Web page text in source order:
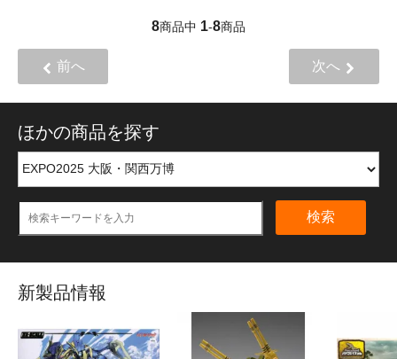
8商品中 1-8商品
前へ 次へ
ほかの商品を探す
検索
新製品情報